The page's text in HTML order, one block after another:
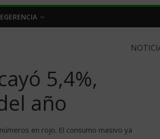
5,4%,
año
en rojo. El consumo masivo ya